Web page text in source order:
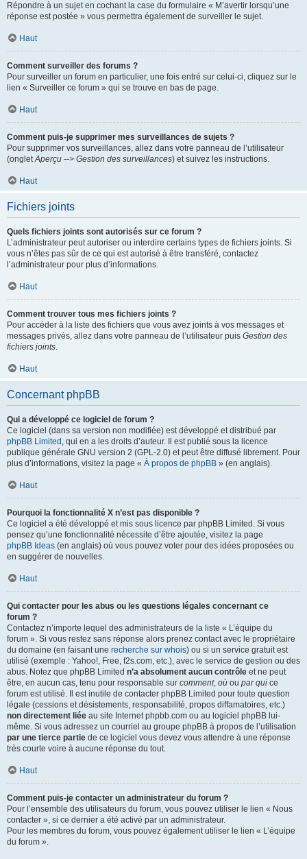
Répondre à un sujet en cochant la case du formulaire « M’avertir lorsqu’une
réponse est postée » vous permettra également de surveiller le sujet.
Haut
Comment surveiller des forums ?
Pour surveiller un forum en particulier, une fois entré sur celui-ci, cliquez sur le
lien « Surveiller ce forum » qui se trouve en bas de page.
Haut
Comment puis-je supprimer mes surveillances de sujets ?
Pour supprimer vos surveillances, allez dans votre panneau de l’utilisateur
(ongletAperçu --> Gestion des surveillances) et suivez les instructions.
Haut
Fichiers joints
Quels fichiers joints sont autorisés sur ce forum ?
L’administrateur peut autoriser ou interdire certains types de fichiers joints. Si
vous n’êtes pas sûr de ce qui est autorisé à être transféré, contactez
l’administrateur pour plus d’informations.
Haut
Comment trouver tous mes fichiers joints ?
Pour accéder à la liste des fichiers que vous avez joints à vos messages et
messages privés, allez dans votre panneau de l’utilisateur puis Gestion des
fichiers joints.
Haut
Concernant phpBB
Qui a développé ce logiciel de forum ?
Ce logiciel (dans sa version non modifiée) est développé et distribué par
phpBB Limited , qui en a les droits d’auteur. Il est publié sous la licence
publique générale GNU version 2 (GPL-2.0) et peut être diffusé librement. Pour
plus d’informations, visitez la page « À propos de phpBB » (en anglais).
Haut
Pourquoi la fonctionnalité X n’est pas disponible ?
Ce logiciel a été développé et mis sous licence par phpBB Limited. Si vous
pensez qu’une fonctionnalité nécessite d’être ajoutée, visitez la page
phpBB Ideas (en anglais) où vous pouvez voter pour des idées proposées ou
en suggérer de nouvelles.
Haut
Qui contacter pour les abus ou les questions légales concernant ce
forum ?
Contactez n’importe lequel des administrateurs de la liste « L’équipe du
forum ». Si vous restez sans réponse alors prenez contact avec le propriétaire
du domaine (en faisant une recherche sur whois) ou si un service gratuit est
utilisé (exemple : Yahoo!, Free, f2s.com, etc.), avec le service de gestion ou des
abus. Notez que phpBB Limited n’a absolument aucun contrôle et ne peut
être, en aucun cas, tenu pour responsable sur comment, où ou par qui ce
forum est utilisé. Il est inutile de contacter phpBB Limited pour toute question
légale (cessions et désistements, responsabilité, propos diffamatoires, etc.)
non directement liée au site Internet phpbb.com ou au logiciel phpBB lui-
même. Si vous adressez un courriel au groupe phpBB à propos de l’utilisation
par une tierce partie de ce logiciel vous devez vous attendre à une réponse
très courte voire à aucune réponse du tout.
Haut
Comment puis-je contacter un administrateur du forum ?
Pour l’ensemble des utilisateurs du forum, vous pouvez utiliser le lien « Nous
contacter », si ce dernier a été activé par un administrateur.
Pour les membres du forum, vous pouvez également utiliser le lien « L’équipe
du forum ».